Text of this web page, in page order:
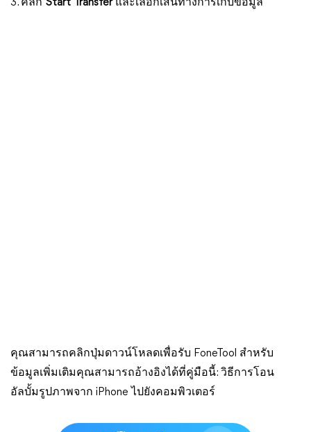
3. คลิก Start Transfer และเลือกเส้นทางการเก็บข้อมูล
คุณสามารถคลิกปุ่มดาวน์โหลดเพื่อรับ FoneTool สำหรับ
ข้อมูลเพิ่มเติมคุณสามารถอ้างอิงได้ที่คู่มือนี้: วิธีการโอน
อัลบั้มรูปภาพจาก iPhone ไปยังคอมพิวเตอร์